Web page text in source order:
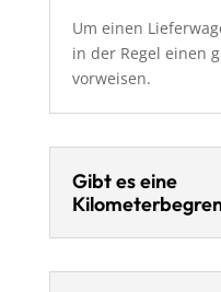
Um einen
in der Regel einen
vorweisen.
Gibt es eine